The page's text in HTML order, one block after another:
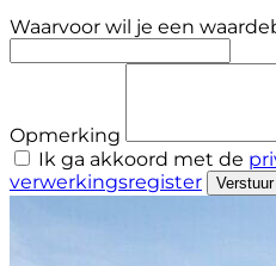
Waarvoor wil je een
Opmerking
Ik ga akkoord met de
verwerkingsregister